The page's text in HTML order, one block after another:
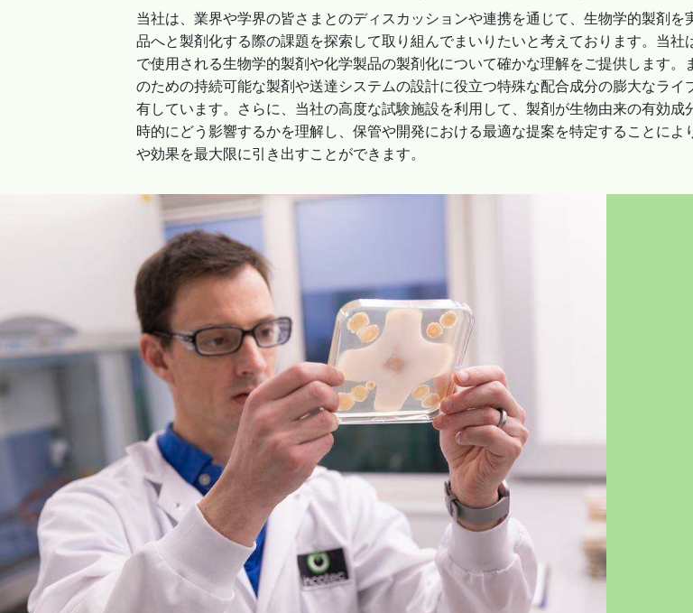
当社は、業界や学界の皆さまとのディスカッションや連携を通じて、生物学的製剤を
品へと製剤化する際の課題を探索して取り組んでまいりたいと考えております。当社
で使用される生物学的製剤や化学製品の製剤化について確かな理解をご提供します。
のための持続可能な製剤や送達システムの設計に役立つ特殊な配合成分の膨大なライ
有しています。さらに、当社の高度な試験施設を利用して、製剤が生物由来の有効成
時的にどう影響するかを理解し、保管や開発における最適な提案を特定することによ
や効果を最大限に引き出すことができます。